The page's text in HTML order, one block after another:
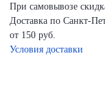
При самовывозе
Доставка по Санкт-
от 150 руб.
Условия доставки